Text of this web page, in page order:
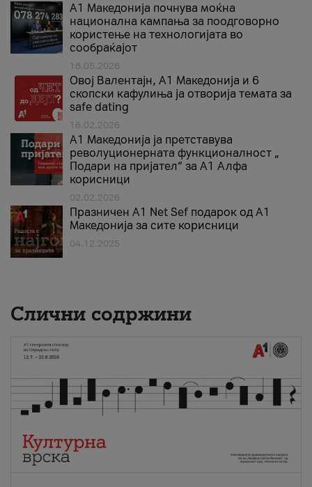
A1 Македонија почнува моќна
национална кампања за поодговорно
користење на технологијата во
сообраќајот
18.05.2026
Овој Валентајн, A1 Македонија и 6
скопски кафулиња ја отворија темата за
safe dating
16.02.2026
А1 Македонија ја претставува
револуционерната функционалност „
Подари на пријател“ за А1 Алфа
корисници
02.02.2026
Празничен A1 Net Sеf подарок од А1
Македонија за сите корисници
04.12.2025
Слични содржини